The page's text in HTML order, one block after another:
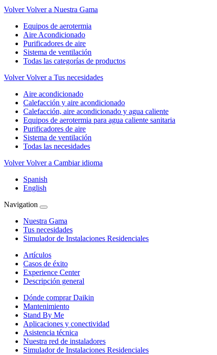
Volver Volver a Nuestra Gama
Equipos de aerotermia
Aire Acondicionado
Purificadores de aire
Sistema de ventilación
Todas las categorías de productos
Volver Volver a Tus necesidades
Aire acondicionado
Calefacción y aire acondicionado
Calefacción, aire acondicionado y agua caliente
Equipos de aerotermia para agua caliente sanitaria
Purificadores de aire
Sistema de ventilación
Todas las necesidades
Volver Volver a Cambiar idioma
Spanish
English
Navigation
Nuestra Gama
Tus necesidades
Simulador de Instalaciones Residenciales
Artículos
Casos de éxito
Experience Center
Descripción general
Dónde comprar Daikin
Mantenimiento
Stand By Me
Aplicaciones y conectividad
Asistencia técnica
Nuestra red de instaladores
Simulador de Instalaciones Residenciales